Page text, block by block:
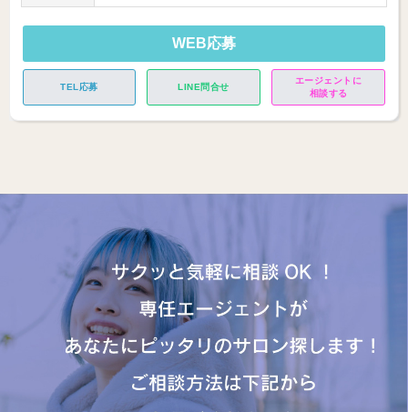
WEB応募
TEL応募 LINE問合せ
エージェントに
相談する